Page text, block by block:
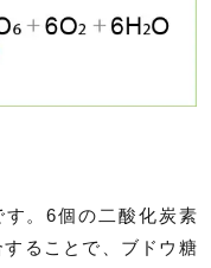
。6個の二酸化炭素
することで、ブドウ糖